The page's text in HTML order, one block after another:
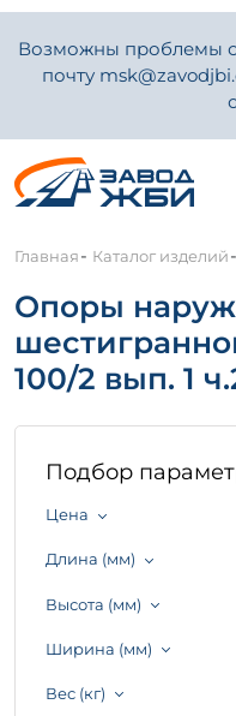
Возможны проблемы
почту
Главная- Каталог изделий-
Опоры
100/2 вып. 1
Подбор
Цена
Длина (мм)
Высота (мм)
Ширина (мм)
Вес (кг)